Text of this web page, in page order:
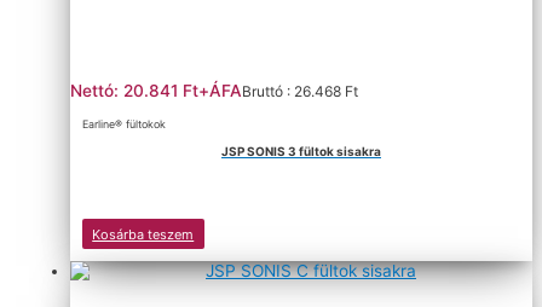
Nettó: 20.841 Ft+ÁFABruttó : 26.468 Ft
Earline® fültokok
JSP SONIS 3 fültok sisakra
Kosárba teszem